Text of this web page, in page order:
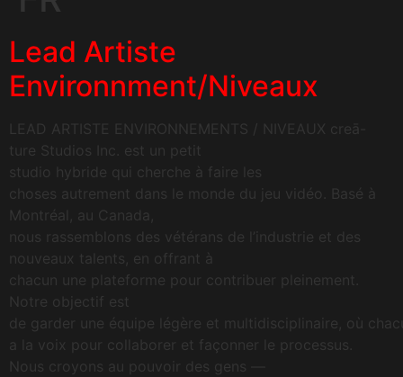
Lead Artiste
Environnment/Niveaux
LEAD ARTISTE ENVIRONNEMENTS / NIVEAUX creā-
ture Studios Inc. est un petit
studio hybride qui cherche à faire les
choses autrement dans le monde du jeu vidéo. Basé à
Montréal, au Canada,
nous rassemblons des vétérans de l’industrie et des
nouveaux talents, en offrant à
chacun une plateforme pour contribuer pleinement.
Notre objectif est
de garder une équipe légère et multidisciplinaire, où
a la voix pour collaborer et façonner le processus.
Nous croyons au pouvoir des gens —